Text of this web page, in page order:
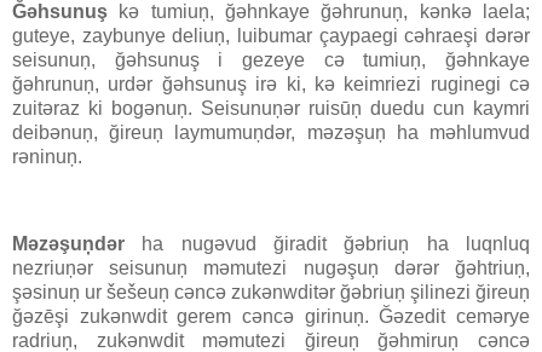
Ğəhsunuş kə tumiuņ, ğəhnkaye ğəhrunuņ, kənkə laela;
guteye, zaybunye deliuņ, luibumar çaypaegi cəhraeşi dərər
seisunuņ, ğəhsunuş i gezeye cə tumiuņ, ğəhnkaye
ğəhrunuņ, urdər ğəhsunuş irə ki, kə keimriezi ruginegi cə
zuitəraz ki bogənuņ. Seisunuņər ruisūņ duedu cun kaymri
deibənuņ, ğireuņ laymumuņdər, məzəşuņ ha məhlumvud
rəninuņ.
Məzəşuņdər ha nugəvud ğiradit ğəbriuņ ha luqnluq
nezriuņər seisunuņ məmutezi nugəşuņ dərər ğəhtriuņ,
şəsinuņ ur šešeuņ cəncə zukənwditər ğəbriuņ şilinezi ğireuņ
ğəzēşi zukənwdit gerem cəncə girinuņ. Ğəzedit cemərye
radriuņ, zukənwdit məmutezi ğireuņ ğəhmiruņ cəncə